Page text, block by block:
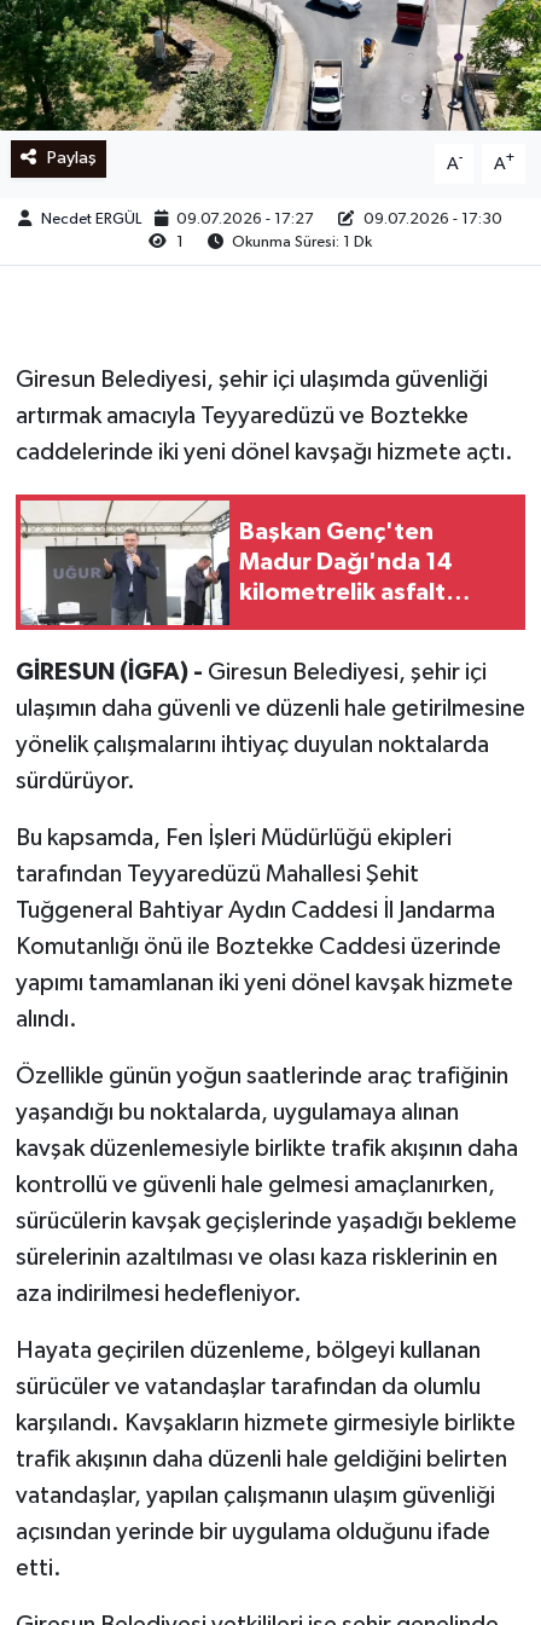
Paylaş A- A+
Necdet ERGÜL 09.07.2026 - 17:27
09.07.2026 - 17:30
1
Okunma Süresi: 1 Dk
Giresun Belediyesi, şehir içi ulaşımda güvenliği
artırmak amacıyla Teyyaredüzü ve Boztekke
caddelerinde iki yeni dönel kavşağı hizmete açtı.
Başkan Genç'ten
Madur Dağı'nda 14
kilometrelik asfalt
GİRESUN (İGFA) - Giresun Belediyesi, şehir içi
ulaşımın daha güvenli ve düzenli hale getirilmesine
yönelik çalışmalarını ihtiyaç duyulan noktalarda
sürdürüyor.
Bu kapsamda, Fen İşleri Müdürlüğü ekipleri
tarafından Teyyaredüzü Mahallesi Şehit
Tuğgeneral Bahtiyar Aydın Caddesi İl Jandarma
Komutanlığı önü ile Boztekke Caddesi üzerinde
yapımı tamamlanan iki yeni dönel kavşak hizmete
alındı.
Özellikle günün yoğun saatlerinde araç trafiğinin
yaşandığı bu noktalarda, uygulamaya alınan
kavşak düzenlemesiyle birlikte trafik akışının daha
kontrollü ve güvenli hale gelmesi amaçlanırken,
sürücülerin kavşak geçişlerinde yaşadığı bekleme
sürelerinin azaltılması ve olası kaza risklerinin en
aza indirilmesi hedefleniyor.
Hayata geçirilen düzenleme, bölgeyi kullanan
sürücüler ve vatandaşlar tarafından da olumlu
karşılandı. Kavşakların hizmete girmesiyle birlikte
trafik akışının daha düzenli hale geldiğini belirten
vatandaşlar, yapılan çalışmanın ulaşım güvenliği
açısından yerinde bir uygulama olduğunu ifade
etti.
Ege
İzmir
İletişim
Künye